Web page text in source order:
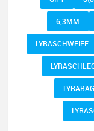
6,3MM
LYRASCHWEIFE
LYRABAG